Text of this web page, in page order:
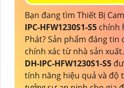
Bạn đang tìm Thiết Bị
IPC-HFW1230S1-S5 chính
Phát? Sản phẩm đáng tin
chính xác từ nhà sản
DH-IPC-HFW1230S1-S5
tính năng hiệu quả và độ